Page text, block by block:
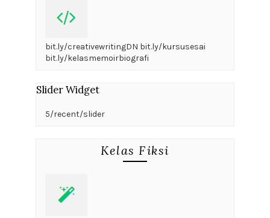
bit.ly/creativewritingDN bit.ly/kursusesai
bit.ly/kelasmemoirbiografi
Slider Widget
5/recent/slider
Kelas Fiksi